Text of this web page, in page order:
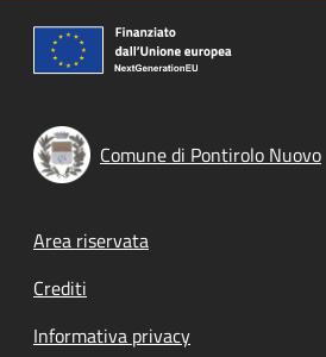
Comune di Pontirolo Nuovo
Footer menu
Area riservata
Crediti
Informativa privacy